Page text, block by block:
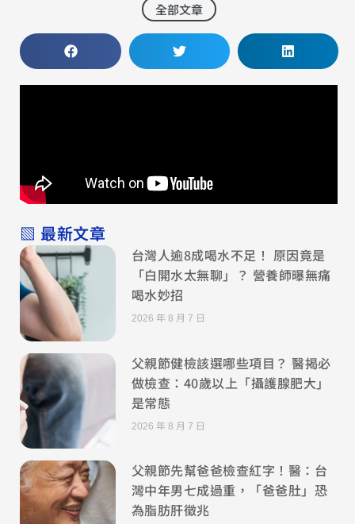
全部文章
▧ 最新文章
台灣人逾8成喝水不足！ 原因竟是
「白開水太無聊」？ 營養師曝無痛
喝水妙招
2026 年 8 月 7 日
父親節健檢該選哪些項目？ 醫揭必
做檢查：40歲以上「攝護腺肥大」
是常態
2026 年 8 月 7 日
父親節先幫爸爸檢查紅字！醫：台
灣中年男七成過重，「爸爸肚」恐
為脂肪肝徵兆